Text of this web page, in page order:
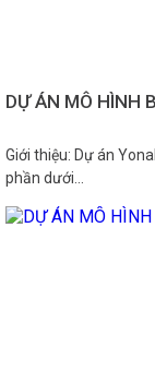
DỰ ÁN MÔ HÌNH
Giới thiệu: Dự án
phần dưới…